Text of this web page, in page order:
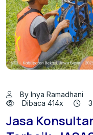
By Inya Ramadhani
Dibaca 414x
Jasa